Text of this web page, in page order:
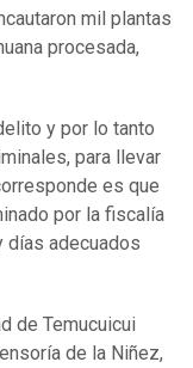
mil plantas
procesada,
y por lo tanto
para llevar
es que
por la fiscalía
días adecuados
de Temucuicui
de la Niñez,